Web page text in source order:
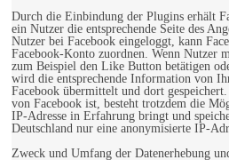
Durch die Einbindung der Plugins erhält
ein Nutzer die entsprechende Seite des
Nutzer bei Facebook eingeloggt, kann
Facebook-Konto zuordnen. Wenn Nutzer
zum Beispiel den Like Button betätigen
wird die entsprechende Information von
Facebook übermittelt und dort
von Facebook ist, besteht trotzdem die
IP-Adresse in Erfahrung bringt und
Deutschland nur eine anonymisierte IP-
Zweck und Umfang der Datenerhebung